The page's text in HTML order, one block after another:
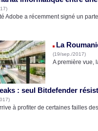
Adobe a récemment signé un
La
(19/sep./2017)
A première vue,
: seul Bitdefender
à profiter de certaines failles